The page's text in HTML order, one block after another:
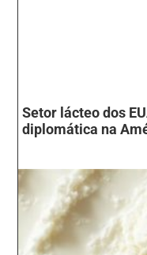
Setor lácteo dos
diplomática na